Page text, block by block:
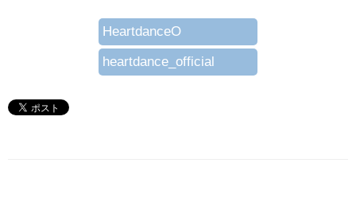
HeartdanceO
heartdance_official